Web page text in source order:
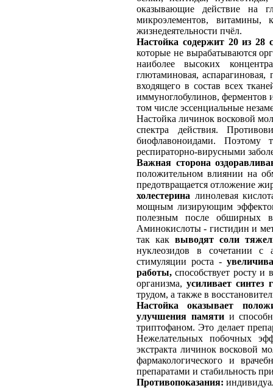
оказывающие действие на
микроэлементов, витамины,
жизнедеятельности пчёл.
Настойка содержит 20 из 28
которые не вырабатываются
наиболее высоких
глютаминовая,
входящего в состав всех
иммуноглобулинов, ферментов
том числе эссенциальные
Настойка личинок восковой
спектра действия.
биофлавоноидами. Поэтому
респираторно-вирусными
Важная сторона
положительном влиянии на
предотвращается отложение
холестерина линолевая
мощным лизирующим
полезным после обширных
Аминокислоты - гистидин и
так как выводят соли
нуклеозидов в сочетании с
стимуляции роста -
работы, способствует росту и
организма,усиливает синтез
трудом, а также в
Настойка оказывает
улучшения памятии
триптофаном. Это делает
Нежелательных побочных
экстракта личинок восковой
фармакологического и
препаратами и стабильность
Противопоказания: